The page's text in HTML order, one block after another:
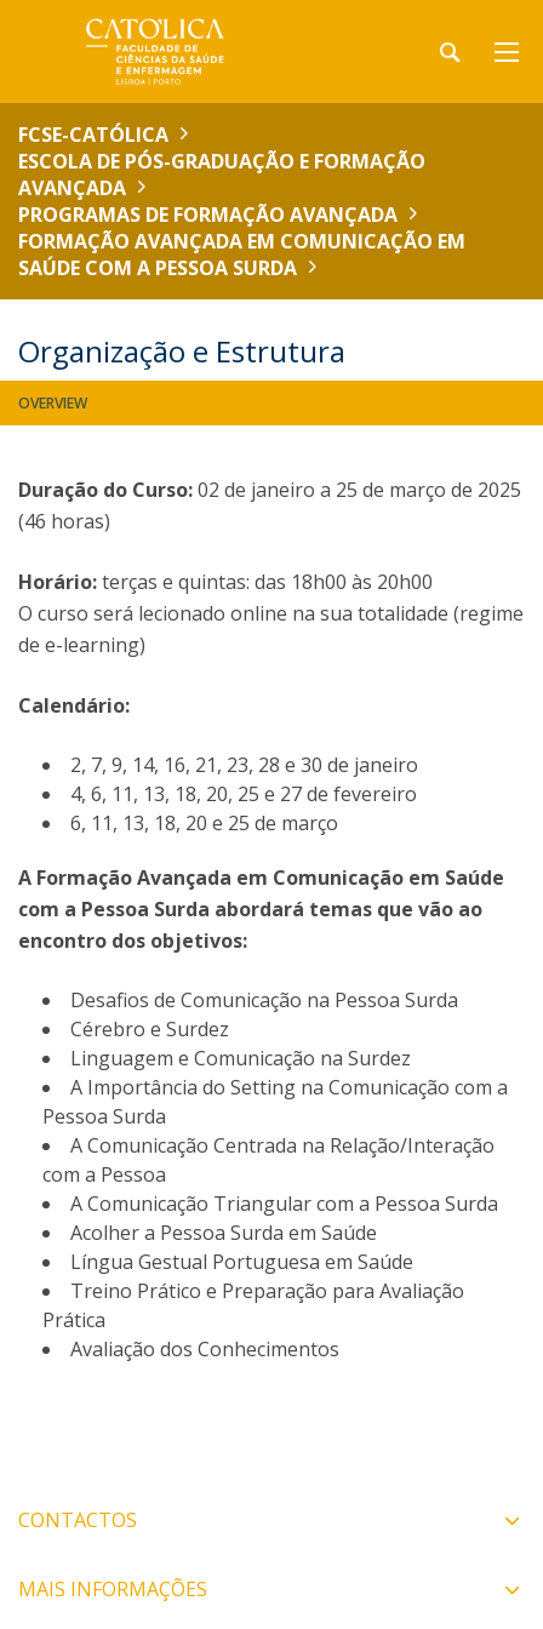
FCSE-CATÓLICA
ESCOLA DE PÓS-GRADUAÇÃO E FORMAÇÃO
AVANÇADA
PROGRAMAS DE FORMAÇÃO AVANÇADA
FORMAÇÃO AVANÇADA EM COMUNICAÇÃO EM
SAÚDE COM A PESSOA SURDA
Organização e Estrutura
OVERVIEW
Duração do Curso:02 de janeiro a 25 de março de 2025
(46 horas)
Horário:terças e quintas: das 18h00 às 20h00
O curso será lecionado online na sua totalidade (regime
de e-learning)
Calendário:
2, 7, 9, 14, 16, 21, 23, 28 e 30 de janeiro
4, 6, 11, 13, 18, 20, 25 e 27 de fevereiro
6, 11, 13, 18, 20 e 25 de março
A Formação Avançada em Comunicação em Saúde
com a Pessoa Surda abordará temas que vão ao
encontro dos objetivos:
Desafios de Comunicação na Pessoa Surda
Cérebro e Surdez
Linguagem e Comunicação na Surdez
A Importância do Setting na Comunicação com a
Pessoa Surda
A Comunicação Centrada na Relação/Interação
com a Pessoa
A Comunicação Triangular com a Pessoa Surda
Acolher a Pessoa Surda em Saúde
Língua Gestual Portuguesa em Saúde
Treino Prático e Preparação para Avaliação
Prática
Avaliação dos Conhecimentos
CONTACTOS
MAIS INFORMAÇÕES